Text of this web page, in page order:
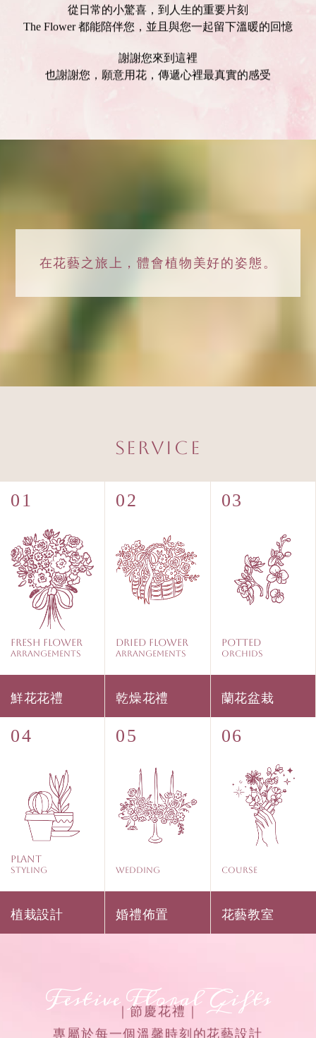
從日常的小驚喜，到人生的重要片刻
The Flower 都能陪伴您，並且與您一起留下溫暖的回憶
謝謝您來到這裡
也謝謝您，願意用花，傳遞心裡最真實的感受
在花藝之旅上，體會植物美好的姿態。
Service
Fresh Flower
Arrangements
鮮花花禮
Dried Flower
Arrangements
乾燥花禮
Potted
Orchids
蘭花盆栽
Plant
Styling
植栽設計
WEDDING
婚禮佈置
COURSE
花藝教室
Festive Floral Gifts
｜節慶花禮｜
專屬於每一個溫馨時刻的花藝設計